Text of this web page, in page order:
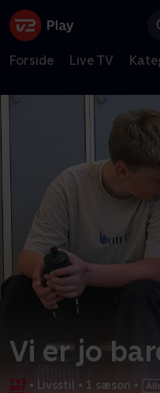
Forside Live TV
Vi er jo
• Livsstil • 1 sæson •